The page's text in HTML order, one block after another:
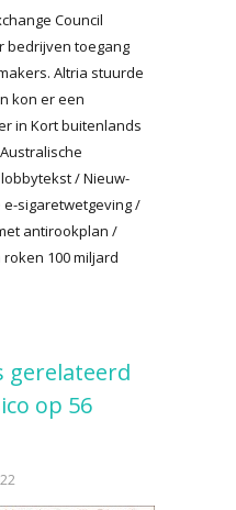
Council
bedrijven toegang
Altria stuurde
kon er een
in Kort buitenlands
/ Nieuw-
sigaretwetgeving /
antirookplan /
100 miljard
gerelateerd
op 56